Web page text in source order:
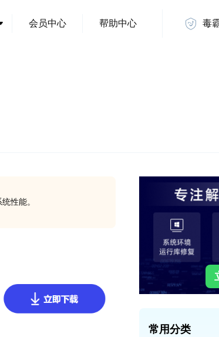
会员中心 帮助中心 毒
性能。
常用分类